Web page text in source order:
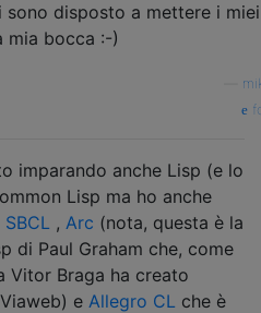
sono disposto a mettere i miei
mia bocca :-)
imparando anche Lisp (e lo
Lisp ma ho anche
SBCL , Arc (nota, questa è la
di Paul Graham che, come
Vitor Braga ha creato
e Allegro CL che è